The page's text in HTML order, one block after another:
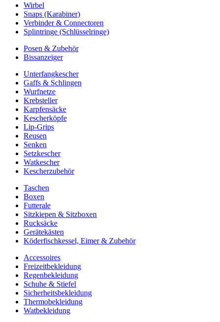
Wirbel
Snaps (Karabiner)
Verbinder & Connectoren
Splintringe (Schlüsselringe)
Posen & Zubehör
Bissanzeiger
Unterfangkescher
Gaffs & Schlingen
Wurfnetze
Krebsteller
Karpfensäcke
Kescherköpfe
Lip-Grips
Reusen
Senken
Setzkescher
Watkescher
Kescherzubehör
Taschen
Boxen
Futterale
Sitzkiepen & Sitzboxen
Rucksäcke
Gerätekästen
Köderfischkessel, Eimer & Zubehör
Accessoires
Freizeitbekleidung
Regenbekleidung
Schuhe & Stiefel
Sicherheitsbekleidung
Thermobekleidung
Watbekleidung